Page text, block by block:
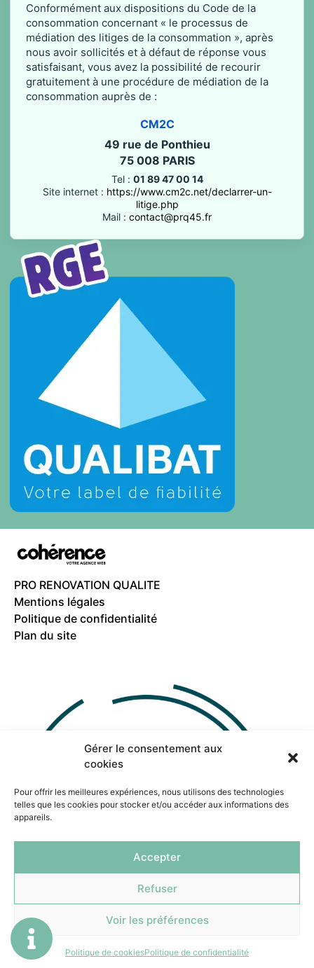
Gérer le consentement aux
cookies
Pour offrir les meilleures expériences, nous utilisons des technologies
telles que les cookies pour stocker et/ou accéder aux informations des
appareils.
Accepter
Refuser
Voir les préférences
Politique de cookiesPolitique de confidentialité
Conformément aux dispositions du Code de la
consommation concernant « le processus de
médiation des litiges de la consommation », après
nous avoir sollicités et à défaut de réponse vous
satisfaisant, vous avez la possibilité de recourir
gratuitement à une procédure de médiation de la
consommation auprès de :
CM2C
49 rue de Ponthieu
75 008 PARIS
Tel : 01 89 47 00 14
Site internet : https://www.cm2c.net/declarrer-un-
litige.php
Mail : contact@prq45.fr
PRO RENOVATION QUALITE
Mentions légales
Politique de confidentialité
Plan du site